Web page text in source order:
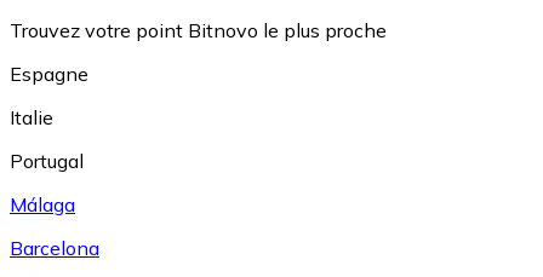
Trouvez votre point Bitnovo le plus proche
Espagne
Italie
Portugal
Málaga
Barcelona